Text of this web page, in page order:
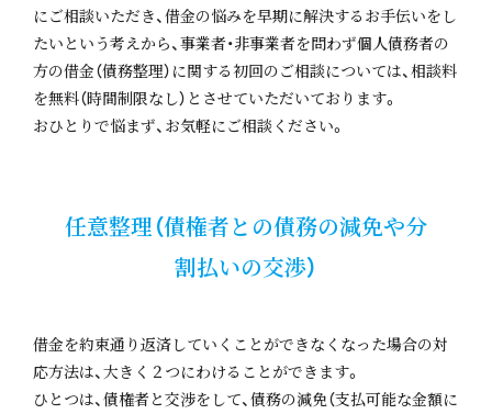
にご相談いただき、借金の悩みを早期に解決するお手伝いをし
たいという考えから、事業者・非事業者を問わず個人債務者の
方の借金（債務整理）に関する初回のご相談については、相談料
を無料（時間制限なし）とさせていただいております。
おひとりで悩まず、お気軽にご相談ください。
任意整理（債権者との債務の減免や分
割払いの交渉）
借金を約束通り返済していくことができなくなった場合の対
応方法は、大きく２つにわけることができます。
ひとつは、債権者と交渉をして、債務の減免（支払可能な金額に